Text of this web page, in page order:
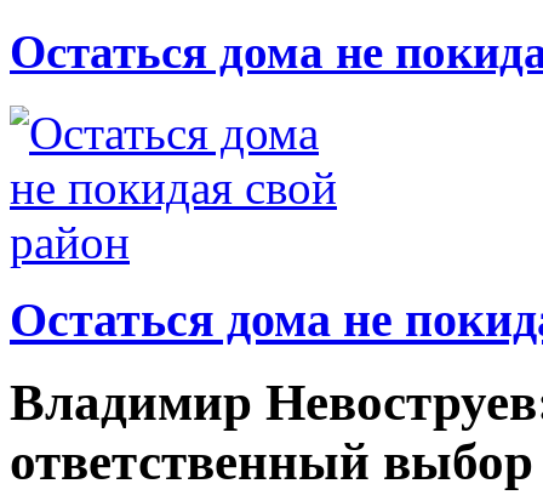
Остаться дома не
Остаться дома не
Владимир
ответственный выбор